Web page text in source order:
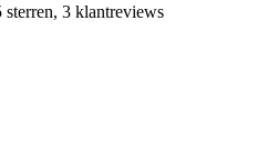
sterren, 3 klantreviews